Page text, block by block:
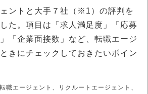
ントと大手７社（※1）の評判を
た。項目は「求人満足度」「応募
「企業面接数」など、転職エージ
きにチェックしておきたいポイン
エージェント、リクルートエージェント、